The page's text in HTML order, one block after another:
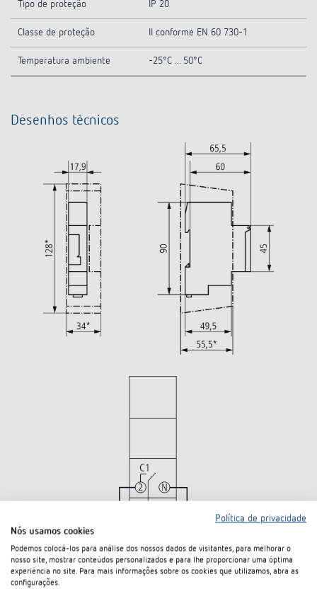
Tipo de proteção IP 20
Classe de proteção II conforme EN 60 730-1
Temperatura ambiente -25°C ... 50°C
Desenhos técnicos
Política de privacidade
Nós usamos cookies
Podemos colocá-los para análise dos nossos dados de visitantes, para melhorar o
nosso site, mostrar conteúdos personalizados e para lhe proporcionar uma óptima
experiência no site. Para mais informações sobre os cookies que utilizamos, abra as
configurações.